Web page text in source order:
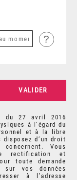
?
du 27 avril 2016
à l’égard du
et à la libre
disposez d’un droit
Vous
rectification et
toute demande
vos données
à l’adresse